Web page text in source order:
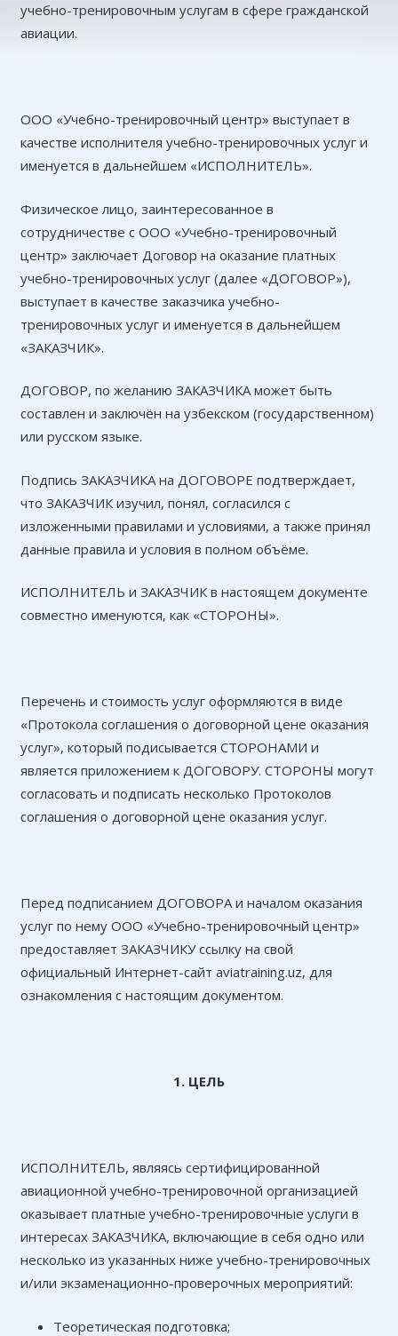
учебно-тренировочным услугам в сфере гражданской
авиации.
ООО «Учебно-тренировочный центр» выступает в
качестве исполнителя учебно-тренировочных услуг и
именуется в дальнейшем «ИСПОЛНИТЕЛЬ».
Физическое лицо, заинтересованное в
сотрудничестве с ООО «Учебно-тренировочный
центр» заключает Договор на оказание платных
учебно-тренировочных услуг (далее «ДОГОВОР»),
выступает в качестве заказчика учебно-
тренировочных услуг и именуется в дальнейшем
«ЗАКАЗЧИК».
ДОГОВОР, по желанию ЗАКАЗЧИКА может быть
составлен и заключён на узбекском (государственном)
или русском языке.
Подпись ЗАКАЗЧИКА на ДОГОВОРЕ подтверждает,
что ЗАКАЗЧИК изучил, понял, согласился с
изложенными правилами и условиями, а также принял
данные правила и условия в полном объёме.
ИСПОЛНИТЕЛЬ и ЗАКАЗЧИК в настоящем документе
совместно именуются, как «СТОРОНЫ».
Перечень и стоимость услуг оформляются в виде
«Протокола соглашения о договорной цене оказания
услуг», который подисывается СТОРОНАМИ и
является приложением к ДОГОВОРУ. СТОРОНЫ могут
согласовать и подписать несколько Протоколов
соглашения о договорной цене оказания услуг.
Перед подписанием ДОГОВОРА и началом оказания
услуг по нему ООО «Учебно-тренировочный центр»
предоставляет ЗАКАЗЧИКУ ссылку на свой
официальный Интернет-сайт aviatraining.uz, для
ознакомления с настоящим документом.
1. ЦЕЛЬ
ИСПОЛНИТЕЛЬ, являясь сертифицированной
авиационной учебно-тренировочной организацией
оказывает платные учебно-тренировочные услуги в
интересах ЗАКАЗЧИКА, включающие в себя одно или
несколько из указанных ниже учебно-тренировочных
и/или экзаменационно-проверочных мероприятий:
Теоретическая подготовка;